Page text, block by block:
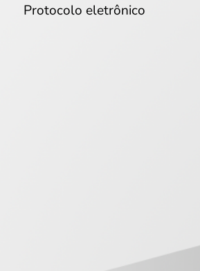
Protocolo eletrônico